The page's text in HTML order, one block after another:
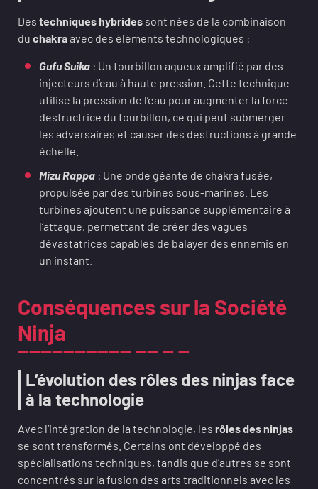
Des techniques hybrides sont nées de la combinaison
du chakraavec des éléments technologiques :
Gufu Suika : Un tourbillon aqueux amplifié par des
injecteurs d’eau à haute pression. Cette technique
utilise la pression de l’eau pour augmenter la force
destructrice du tourbillon, ce qui peut submerger
les adversaires et causer des destructions à grande
échelle.
Mizu Rappa : Une onde géante de chakra fusée,
propulsée par des turbines sous-marines. Les
turbines ajoutent une puissance supplémentaire à
l’attaque, permettant de créer des vagues
dévastatrices capables de balayer des ennemis en
un instant.
Conséquences sur la Société
Ninja
L’évolution des rôles des ninjas face
à la technologie
Avec l’intégration de la technologie, les rôles des ninjas
se sont transformés. Certains ont développé des
spécialisations techniques, tandis que d’autres se sont
concentrés sur la fusion des arts traditionnels avec les